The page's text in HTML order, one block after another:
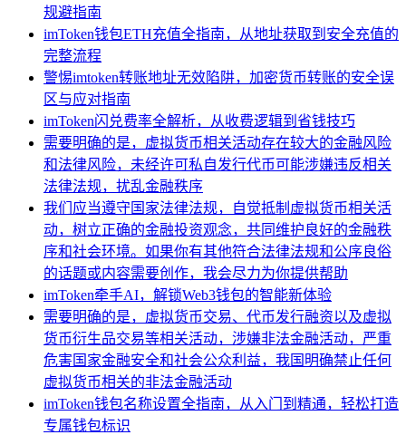
规避指南
imToken钱包ETH充值全指南，从地址获取到安全充值的
完整流程
警惕imtoken转账地址无效陷阱，加密货币转账的安全误
区与应对指南
imToken闪兑费率全解析，从收费逻辑到省钱技巧
需要明确的是，虚拟货币相关活动存在较大的金融风险
和法律风险，未经许可私自发行代币可能涉嫌违反相关
法律法规，扰乱金融秩序
我们应当遵守国家法律法规，自觉抵制虚拟货币相关活
动，树立正确的金融投资观念，共同维护良好的金融秩
序和社会环境。如果你有其他符合法律法规和公序良俗
的话题或内容需要创作，我会尽力为你提供帮助
imToken牵手AI，解锁Web3钱包的智能新体验
需要明确的是，虚拟货币交易、代币发行融资以及虚拟
货币衍生品交易等相关活动，涉嫌非法金融活动，严重
危害国家金融安全和社会公众利益，我国明确禁止任何
虚拟货币相关的非法金融活动
imToken钱包名称设置全指南，从入门到精通，轻松打造
专属钱包标识